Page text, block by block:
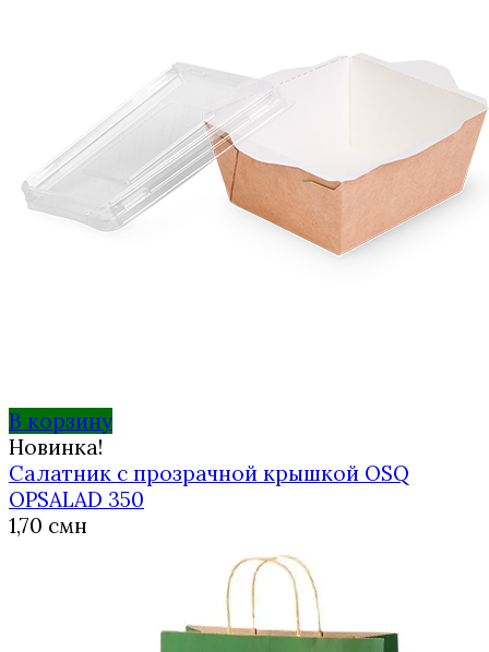
В корзину
Новинка!
Салатник с прозрачной крышкой OSQ
OPSALAD 350
1,70 смн